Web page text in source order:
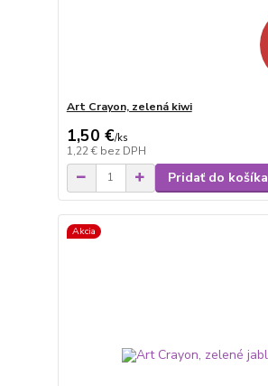
Art Crayon, zelená kiwi
1,50 €/ks
1,22 € bez DPH
Pridať do košíka
Akcia